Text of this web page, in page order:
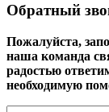
Обратный
Пожалуйста,
наша команда
радостью
необходимую